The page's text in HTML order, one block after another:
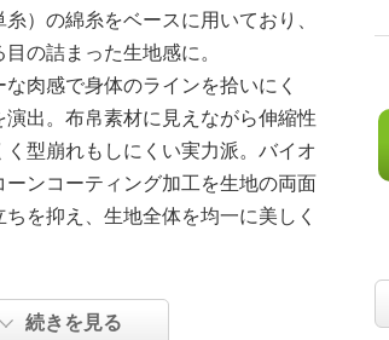
）の綿糸をベースに用いており、
の詰まった生地感に。
肉感で身体のラインを拾いにく
演出。布帛素材に見えながら伸縮性
型崩れもしにくい実力派。バイオ
ーンコーティング加工を生地の両面
を抑え、生地全体を均一に美しく
脚効果を狙いました。
続きを見る